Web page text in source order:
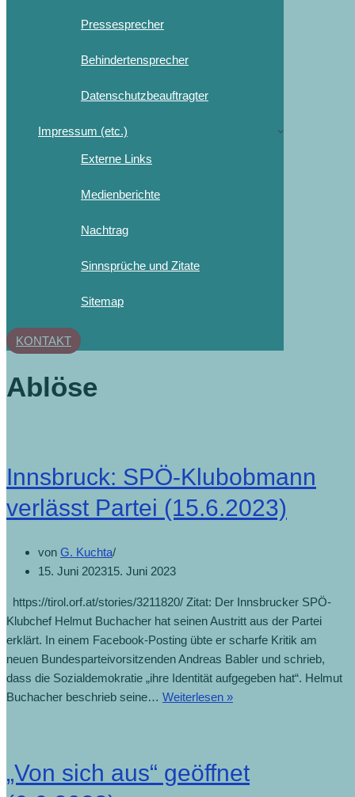
Pressesprecher
Behindertensprecher
Datenschutzbeauftragter
Impressum (etc.)
Externe Links
Medienberichte
Nachtrag
Sinnsprüche und Zitate
Sitemap
KONTAKT
Ablöse
Innsbruck: SPÖ-Klubobmann
verlässt Partei (15.6.2023)
von G. Kuchta
15. Juni 202315. Juni 2023
https://tirol.orf.at/stories/3211820/ Zitat: Der Innsbrucker SPÖ-
Klubchef Helmut Buchacher hat seinen Austritt aus der Partei
erklärt. In einem Facebook-Posting übte er scharfe Kritik am
neuen Bundesparteivorsitzenden Andreas Babler und schrieb,
dass die Sozialdemokratie „ihre Identität aufgegeben hat“. Helmut
Buchacher beschrieb seine… Weiterlesen »
„Von sich aus“ geöffnet